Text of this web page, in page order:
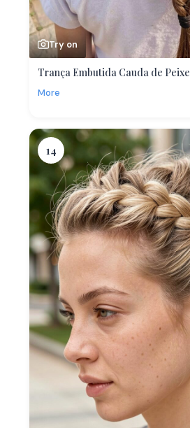
Try on
Trança Embutida Cauda de Peixe
More
14